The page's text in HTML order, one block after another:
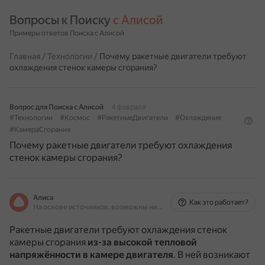
Вопросы к Поиску с Алисой
Примеры ответов Поиска с Алисой
Главная / Технологии / Почему ракетные двигатели требуют
охлаждения стенок камеры сгорания?
Вопрос для Поиска с Алисой
4 февраля
#Технологии
#Космос #РакетныеДвигатели
#Охлаждение
#КамераСгорания
Почему ракетные двигатели требуют охлаждения
стенок камеры сгорания?
Алиса
На основе источников, возможны неточности
Как это работает?
Ракетные двигатели требуют охлаждения стенок
камеры сгорания из-за высокой тепловой
напряжённости в камере двигателя. В ней возникают